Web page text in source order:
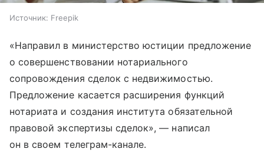
Источник: Freepik
«Направил в министерство юстиции предложение
о совершенствовании нотариального
сопровождения сделок с недвижимостью.
Предложение касается расширения функций
нотариата и создания института обязательной
правовой экспертизы сделок», — написал
он в своем телеграм-канале.